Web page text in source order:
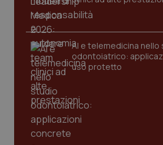
AI e telemedicina nello
odontoiatrico:
uso protetto
_ga